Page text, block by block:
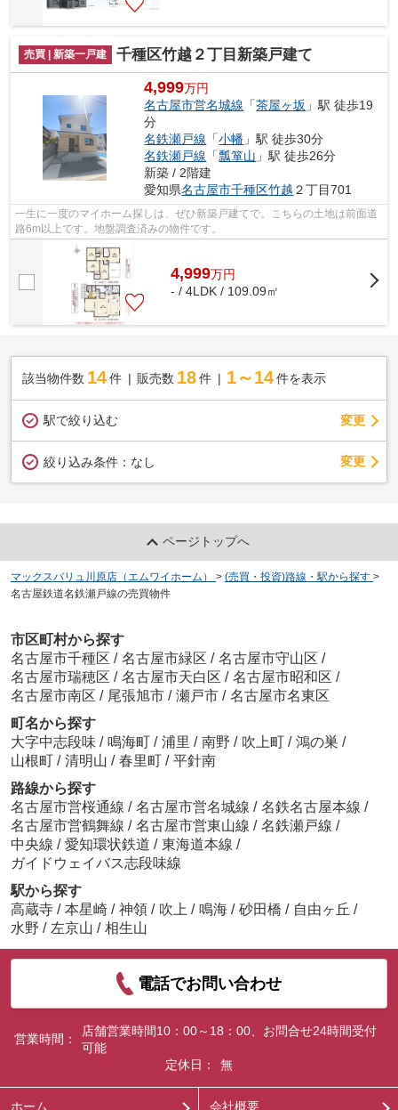
売買 | 新築一戸建 千種区竹越２丁目新築戸建て
4,999万円
名古屋市営名城線 「茶屋ヶ坂 」駅 徒歩19
分
名鉄瀬戸線 「小幡 」駅 徒歩30分
名鉄瀬戸線 「瓢箪山 」駅 徒歩26分
新築 / 2階建
愛知県名古屋市千種区竹越 ２丁目701
一生に一度のマイホーム探しは、ぜひ新築戸建てで。こちらの土地は前面道
路6m以上です。地盤調査済みの物件です。
4,999万円
- / 4LDK / 109.09㎡
該当物件数 14件 販売数 18 件 1～14 件を表示
駅で絞り込む 変更
絞り込み条件： なし 変更
ページトップへ
マックスバリュ川原店（エムワイホーム） > (売買・投資)路線・駅から探す >
名古屋鉄道名鉄瀬戸線の売買物件
市区町村から探す
名古屋市千種区 / 名古屋市緑区 / 名古屋市守山区 /
名古屋市瑞穂区 / 名古屋市天白区 / 名古屋市昭和区 /
名古屋市南区 / 尾張旭市 / 瀬戸市 / 名古屋市名東区
町名から探す
大字中志段味 / 鳴海町 / 浦里 / 南野 / 吹上町 / 鴻の巣 /
山根町 / 清明山 / 春里町 / 平針南
路線から探す
名古屋市営桜通線 / 名古屋市営名城線 / 名鉄名古屋本線 /
名古屋市営鶴舞線 / 名古屋市営東山線 / 名鉄瀬戸線 /
中央線 / 愛知環状鉄道 / 東海道本線 /
ガイドウェイバス志段味線
駅から探す
高蔵寺 / 本星崎 / 神領 / 吹上 / 鳴海 / 砂田橋 / 自由ヶ丘 /
水野 / 左京山 / 相生山
電話でお問い合わせ
営業時間：
店舗営業時間10：00～18：00、お問合せ24時間受付
可能
定休日：
無
ホーム 会社概要